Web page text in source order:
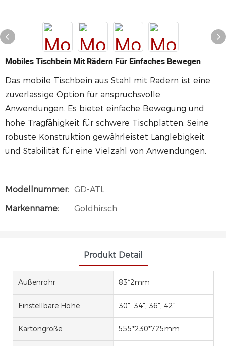
Mobiles Tischbein Mit Rädern Für Einfaches Bewegen
Das mobile Tischbein aus Stahl mit Rädern ist eine
zuverlässige Option für anspruchsvolle
Anwendungen. Es bietet einfache Bewegung und
hohe Tragfähigkeit für schwere Tischplatten. Seine
robuste Konstruktion gewährleistet Langlebigkeit
und Stabilität für eine Vielzahl von Anwendungen.
Modellnummer: GD-ATL
Markenname:
Goldhirsch
Produkt Detail
Außenrohr 83*2mm
Einstellbare Höhe 30". 34", 36", 42"
Kartongröße 555*230*725mm